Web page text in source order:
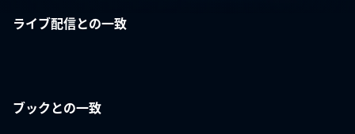
ライブ配信との一致
ブックとの一致